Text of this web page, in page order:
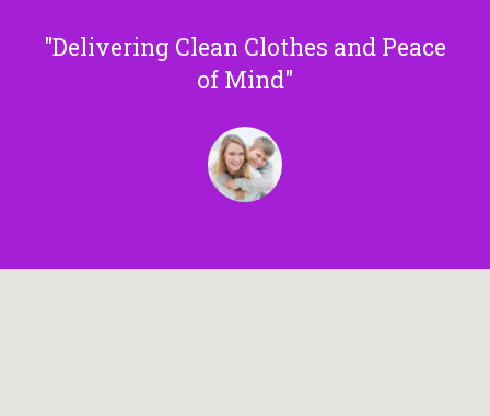
Delivering Clean Clothes and Peace
of Mind